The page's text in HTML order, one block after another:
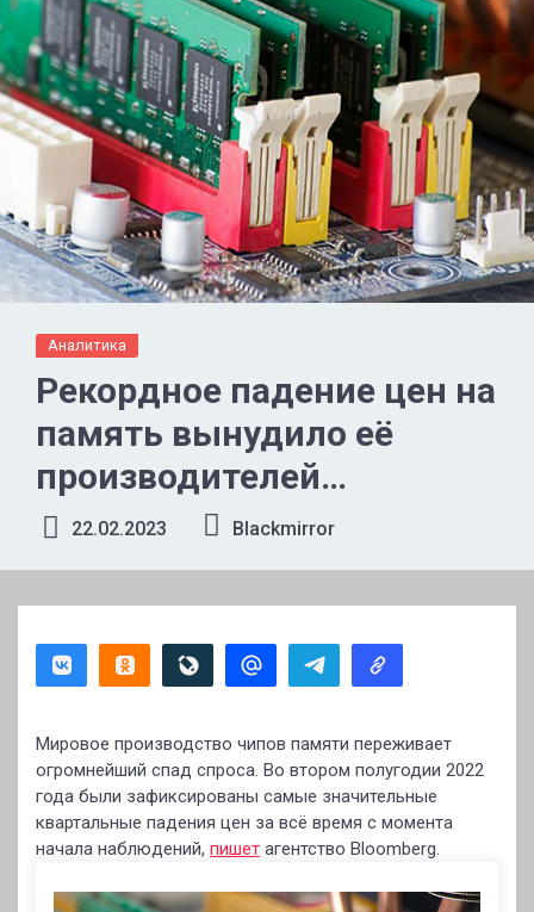
Аналитика
Рекордное падение цен на
память вынудило её
производителей
приостановить
строительство новых
мощностей
22.02.2023 Blackmirror
Мировое производство чипов памяти переживает
огромнейший спад спроса. Во втором полугодии 2022
года были зафиксированы самые значительные
квартальные падения цен за всё время с момента
начала наблюдений, пишет агентство Bloomberg.